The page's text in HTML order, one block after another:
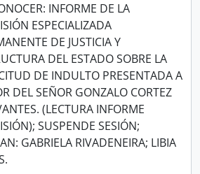
INFORME DE LA
ESPECIALIZADA
DE JUSTICIA Y
DEL ESTADO SOBRE LA
DE INDULTO PRESENTADA A
DEL SEÑOR GONZALO CORTEZ
(LECTURA INFORME
SUSPENDE SESIÓN;
GABRIELA RIVADENEIRA; LIBIA